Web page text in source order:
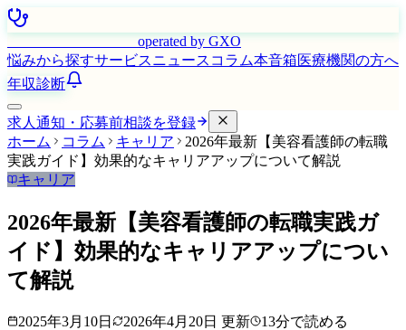
operated by GXO
悩みから探すサービスニュース コラム本音箱医療機関の方へ
年収診断
求人通知・応募前相談を登録
ホーム
コラム キャリア
2026年最新【美容看護師の転職
実践ガイド】効果的なキャリアアップについて解説
キャリア
2026年最新【美容看護師の転職実践ガ
イド】効果的なキャリアアップについ
て解説
2025年3月10日 2026年4月20日 更新 13分で読める